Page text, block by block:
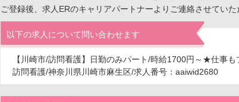
ご登録後、求人ERのキャリアパートナーよりご連絡させていた
以下の求人について問い合わせます
【川崎市/訪問看護】日勤のみパート/時給1700円～★仕事
訪問看護/神奈川県川崎市麻生区/求人番号：aaiwid2680